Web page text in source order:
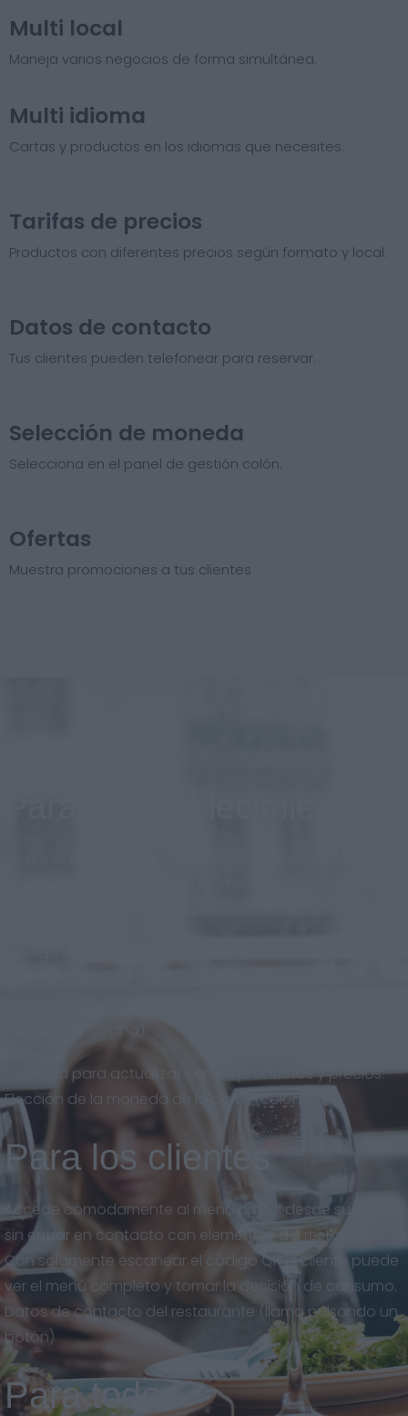
Multi local
Maneja varios negocios de forma simultánea.
Multi idioma
Cartas y productos en los idiomas que necesites.
Tarifas de precios​
Productos con diferentes precios según formato y local.
Datos de contacto
Tus clientes pueden telefonear para reservar.
Selección de moneda
Selecciona en el panel de gestión colón.
Ofertas
Muestra promociones a tus clientes
(apertura y cocina).
Facilidad para actualizar cartas, productos y precios.
Elección de la moneda de la carta (colón).
Para los clientes
Accede cómodamente al menú digital desde su celular
sin entrar en contacto con elementos del restaurante.
Con solamente escanear el código QR el cliente puede
ver el menú completo y tomar la decisión de consumo.
Datos de contacto del restaurante (llama pulsando un
botón).
Para todos